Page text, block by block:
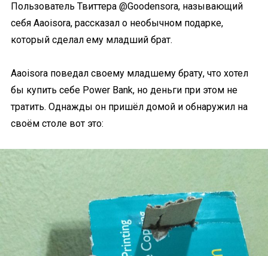
Пользователь Твиттера @Goodensora, называющий
себя Aaoisora, рассказал о необычном подарке,
который сделал ему младший брат.
Aaoisora поведал своему младшему брату, что хотел
бы купить себе Power Bank, но деньги при этом не
тратить. Однажды он пришёл домой и обнаружил на
своём столе вот это: